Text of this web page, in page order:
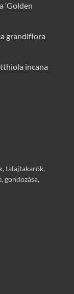
‘Golden
grandiflora
incana
talajtakarók,
gondozása,